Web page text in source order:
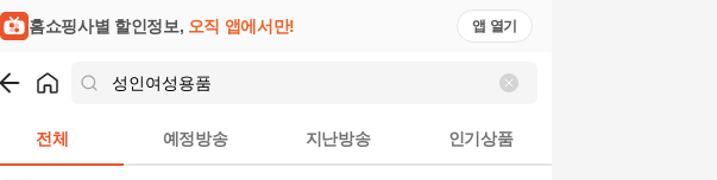
홈쇼핑사별 할인정보, 오직 앱에서만! 앱 열기
전체 예정방송 지난방송 인기상품